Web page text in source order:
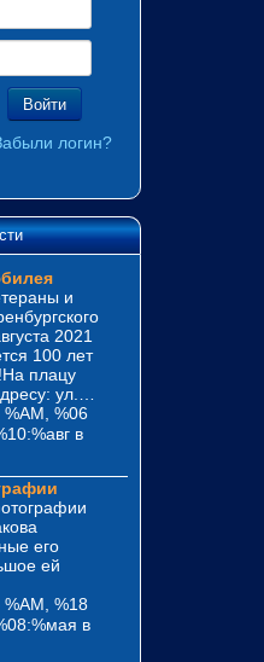
Войти
логин?
и
2021
100 лет
плацу
ул.…
%06
в
его
ей
%18
в